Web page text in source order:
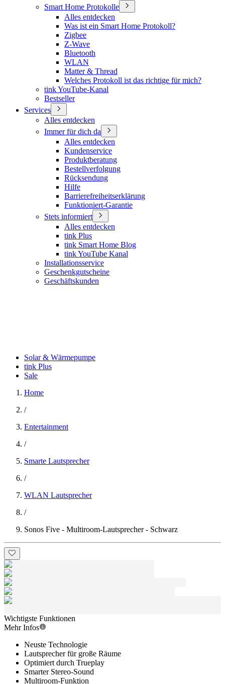
Smart Home Protokolle
Alles entdecken
Was ist ein Smart Home Protokoll?
Zigbee
Z-Wave
Bluetooth
WLAN
Matter & Thread
Welches Protokoll ist das richtige für mich?
tink YouTube-Kanal
Bestseller
Services
Alles entdecken
Immer für dich da
Alles entdecken
Kundenservice
Produktberatung
Bestellverfolgung
Rücksendung
Hilfe
Barrierefreiheitserklärung
Funktioniert-Garantie
Stets informiert
Alles entdecken
tink Plus
tink Smart Home Blog
tink YouTube Kanal
Installationsservice
Geschenkgutscheine
Geschäftskunden
Solar & Wärmepumpe
tink Plus
Sale
Home
/
Entertainment
/
Smarte Lautsprecher
/
WLAN Lautsprecher
/
Sonos Five - Multiroom-Lautsprecher - Schwarz
Wichtigste Funktionen
Mehr Infos
Neuste Technologie
Lautsprecher für große Räume
Optimiert durch Trueplay
Smarter Stereo-Sound
Multiroom-Funktion